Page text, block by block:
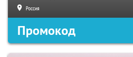
Россия
Промокод